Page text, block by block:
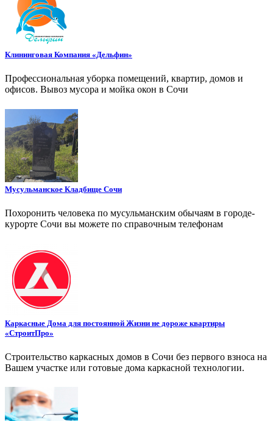
Клининговая Компания «Дельфин»
Профессиональная уборка помещений, квартир, домов и
офисов. Вывоз мусора и мойка окон в Сочи
Мусульманское Кладбище Сочи
Похоронить человека по мусульманским обычаям в городе-
курорте Сочи вы можете по справочным телефонам
Каркасные Дома для постоянной Жизни не дороже квартиры
«СтроитПро»
Строительство каркасных домов в Сочи без первого взноса на
Вашем участке или готовые дома каркасной технологии.